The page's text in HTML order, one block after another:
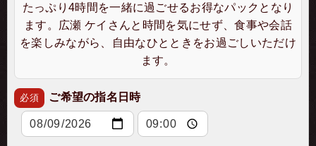
たっぷり4時間を一緒に過ごせるお得なパックとなり
ます。広瀬 ケイさんと時間を気にせず、食事や会話
を楽しみながら、自由なひとときをお過ごしいただけ
ます。
必須 ご希望の指名日時